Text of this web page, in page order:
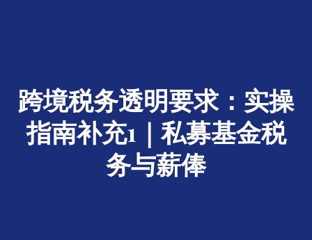
跨境税务透明要求：实操
指南补充1｜私募基金税
务与薪俸